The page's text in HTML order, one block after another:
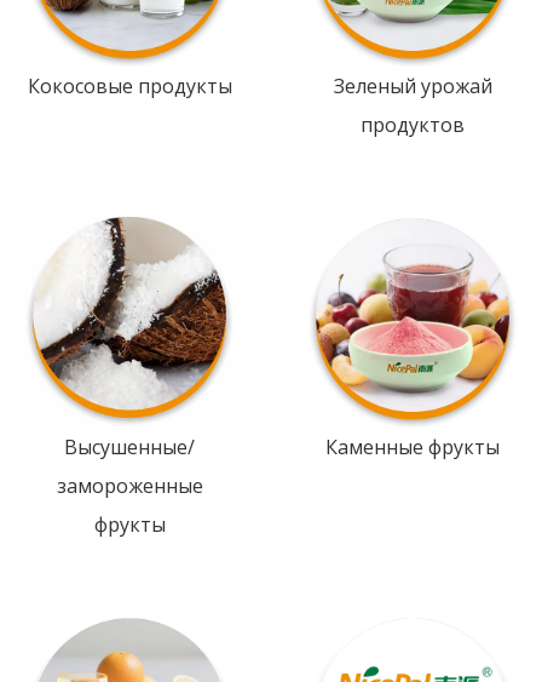
Кокосовые продукты
Зеленый урожай
продуктов
Высушенные/
замороженные
фрукты
Каменные фрукты